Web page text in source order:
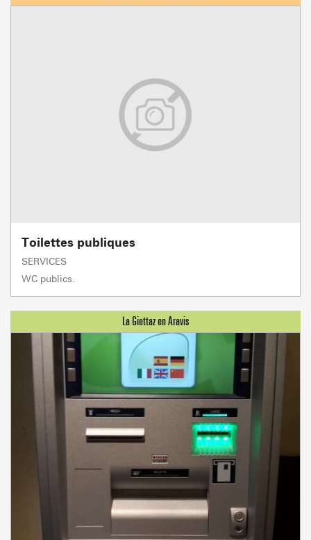
Toilettes publiques
SERVICES
WC publics.